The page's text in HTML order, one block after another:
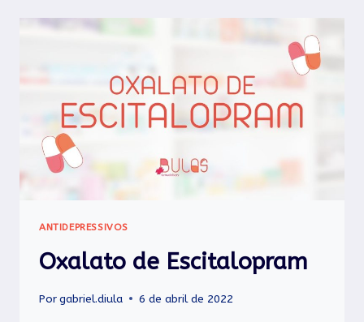
ANTIDEPRESSIVOS
Oxalato de Escitalopram
Porgabriel.diula 6 de abril de 2022